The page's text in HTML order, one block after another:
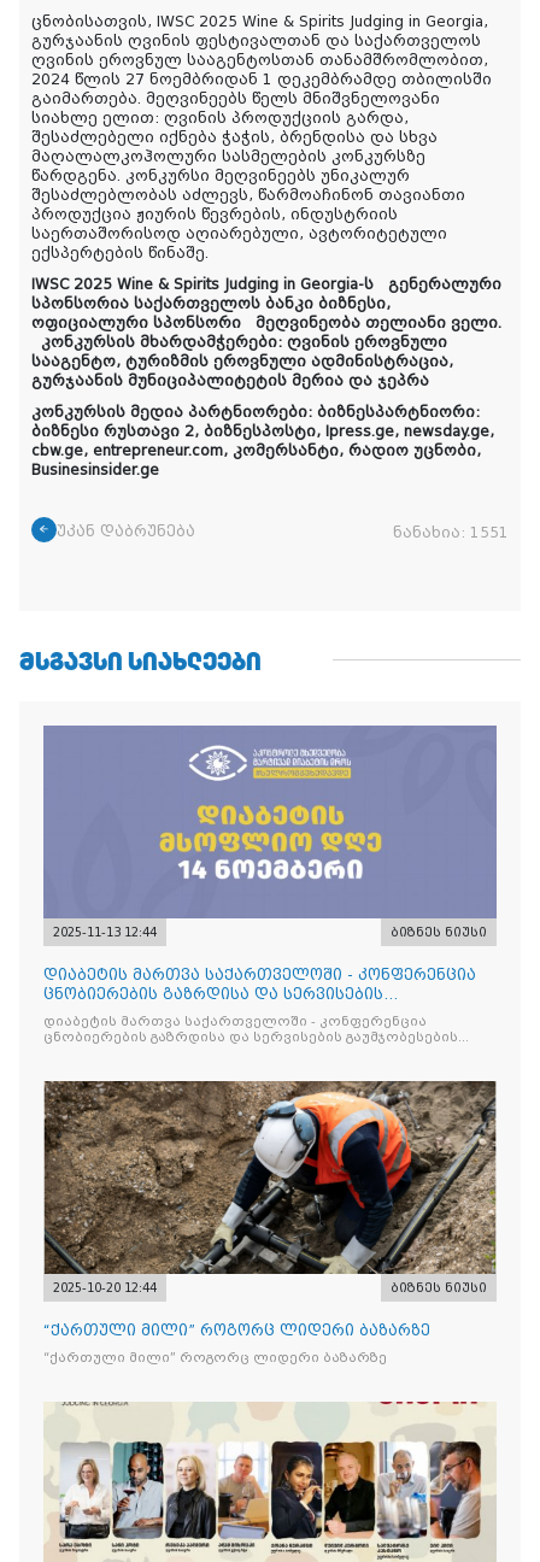
ცნობისათვის, IWSC 2025 Wine & Spirits Judging in Georgia,
გურჯაანის ღვინის ფესტივალთან და საქართველოს
ღვინის ეროვნულ სააგენტოსთან თანამშრომლობით,
2024 წლის 27 ნოემბრიდან 1 დეკემბრამდე თბილისში
გაიმართება. მეღვინეებს წელს მნიშვნელოვანი
სიახლე ელით: ღვინის პროდუქციის გარდა,
შესაძლებელი იქნება ჭაჭის, ბრენდისა და სხვა
მაღალალკოჰოლური სასმელების კონკურსზე
წარდგენა. კონკურსი მეღვინეებს უნიკალურ
შესაძლებლობას აძლევს, წარმოაჩინონ თავიანთი
პროდუქცია ჟიურის წევრების, ინდუსტრიის
საერთაშორისოდ აღიარებული, ავტორიტეტული
ექსპერტების წინაშე.
IWSC 2025 Wine & Spirits Judging in Georgia-ს გენერალური
სპონსორია საქართველოს ბანკი ბიზნესი,
ოფიციალური სპონსორი მეღვინეობა თელიანი ველი.
კონკურსის მხარდამჭერები: ღვინის ეროვნული
სააგენტო, ტურიზმის ეროვნული ადმინისტრაცია,
გურჯაანის მუნიციპალიტეტის მერია და ჯეპრა
კონკურსის მედია პარტნიორები: ბიზნესპარტნიორი:
ბიზნესი რუსთავი 2, ბიზნესპოსტი, Ipress.ge, newsday.ge,
cbw.ge, entrepreneur.com, კომერსანტი, რადიო უცნობი,
Businesinsider.ge
უკან დაბრუნება ნანახია: 1551
ᲛᲡᲒᲐᲕᲡᲘ ᲡᲘᲐᲮᲚᲔᲔᲑᲘ
2025-11-13 12:44 ბიზნეს ნიუსი
დიაბეტის მართვა საქართველოში - კონფერენცია
ცნობიერების გაზრდისა და სერვისების
გაუმჯობესების მიზნით
დიაბეტის მართვა საქართველოში - კონფერენცია
ცნობიერების გაზრდისა და სერვისების გაუმჯობესების
2025-10-20 12:44 ბიზნეს ნიუსი
“ქართული მილი” როგორც ლიდერი ბაზარზე
“ქართული მილი” როგორც ლიდერი ბაზარზე